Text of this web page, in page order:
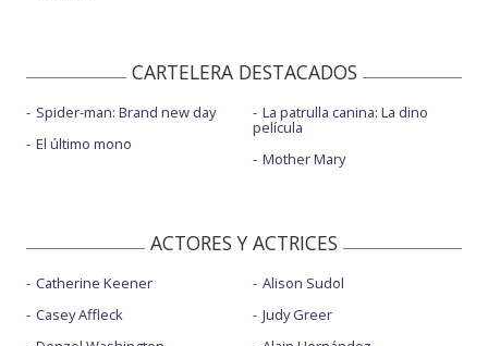
CARTELERA DESTACADOS
Spider-man: Brand new day
El último mono
La patrulla canina: La dino
película
Mother Mary
ACTORES Y ACTRICES
Catherine Keener
Casey Affleck
Alison Sudol
Judy Greer